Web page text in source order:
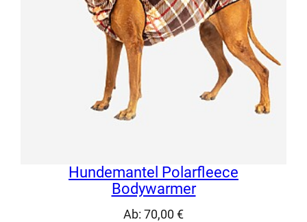
Hundemantel Polarfleece
Bodywarmer
Ab: 70,00 €